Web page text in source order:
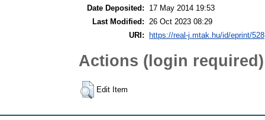
Date Deposited:
17 May 2014 19:53
Last Modified:
26 Oct 2023 08:29
URI: https://real-j.mtak.hu/id/eprint/528
Actions (login required)
Edit Item